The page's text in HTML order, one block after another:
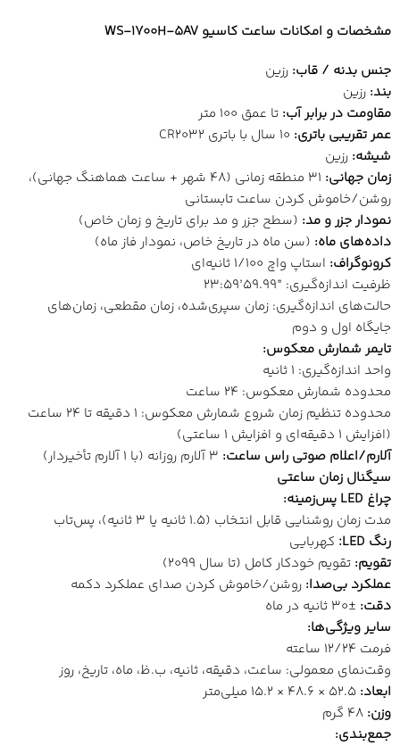
مشخصات و امکانات ساعت کاسیو
جنس بدنه / قاب: رزین
بند: رزین
مقاومت در برابر آب: تا عمق 100 متر
عمر تقریبی باتری:
شیشه: رزین
زمان جهانی:
31 منطقه زمانی (48 شهر + ساعت هماهنگ جهانی)،
روشن/خاموش کردن ساعت تابستانی
نمودار جزر و مد: (سطح جزر و مد برای تاریخ و زمان خاص)
داده‌های ماه: (سن ماه در تاریخ خاص، نمودار فاز ماه)
کرونوگراف: استاپ واچ 1/100 ثانیه‌ای
ظرفیت اندازه‌گیری: ‎23:59’59.99”‎
حالت‌های اندازه‌گیری: زمان سپری‌شده، زمان مقطعی، زمان‌های
جایگاه اول و دوم
تایمر شمارش معکوس:
واحد اندازه‌گیری: 1 ثانیه
محدوده شمارش معکوس: 24 ساعت
محدوده تنظیم زمان شروع شمارش معکوس: 1 دقیقه تا 24 ساعت
(افزایش 1 دقیقه‌ای و افزایش 1 ساعتی)
آلارم/اعلام صوتی راس ساعت:
سیگنال زمان ساعتی
چراغ
پس‌زمینه:
مدت زمان روشنایی قابل انتخاب (1.5 ثانیه یا 3 ثانیه)، پس‌تاب
رنگ
کهربایی
تقویم: تقویم خودکار کامل (تا سال 2099)
عملکرد بی‌صدا: روشن/خاموش کردن صدای عملکرد دکمه
دقت: ±30 ثانیه در ماه
سایر ویژگی‌ها:
فرمت 12/24 ساعته
وقت‌نمای معمولی: ساعت، دقیقه، ثانیه، ب.ظ، ماه، تاریخ، روز
ابعاد:
وزن:
جمع‌بندی: